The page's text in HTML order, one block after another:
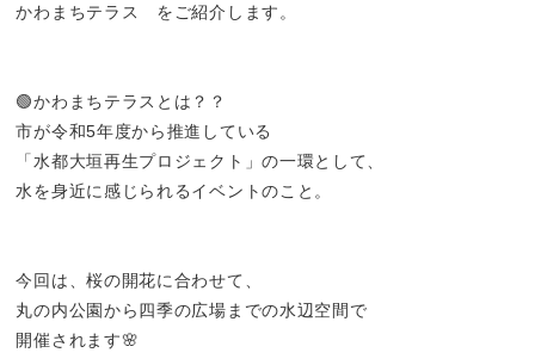
かわまちテラス をご紹介します。
🟢かわまちテラスとは？？
市が令和5年度から推進している
「水都大垣再生プロジェクト」の一環として、
水を身近に感じられるイベントのこと。
今回は、桜の開花に合わせて、
丸の内公園から四季の広場までの水辺空間で
開催されます🌸